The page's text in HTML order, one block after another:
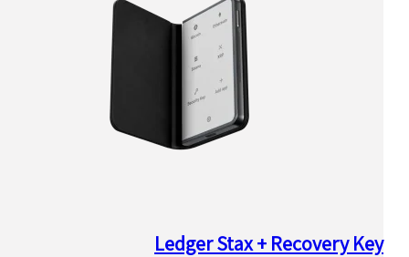
Ledger Stax + Recovery Key